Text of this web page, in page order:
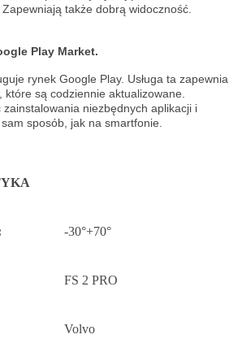
także dobrą widoczność.
Play Market.
rynek Google Play. Usługa ta zapewnia
które są codziennie aktualizowane.
zainstalowania niezbędnych aplikacji i
sposób, jak na smartfonie.
-30°+70°
FS 2 PRO
Volvo